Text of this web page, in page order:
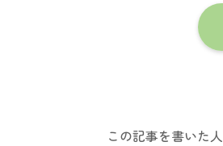
この記事を書いた人